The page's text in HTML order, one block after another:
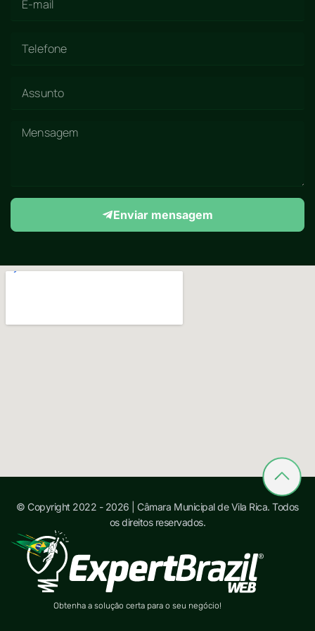
Enviar mensagem
© Copyright 2022 - 2026 | Câmara Municipal de Vila Rica. Todos
os direitos reservados.
Obtenha a solução certa para o seu negócio!